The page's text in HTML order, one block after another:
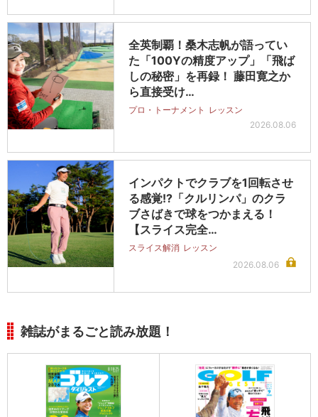
全英制覇！桑木志帆が語ってい
た「100Yの精度アップ」「飛ば
しの秘密」を再録！ 藤田寛之か
ら直接受け…
プロ・トーナメント レッスン
2026.08.06
インパクトでクラブを1回転させ
る感覚!?「クルリンパ」のクラ
ブさばきで球をつかまえる！
【スライス完全…
スライス解消 レッスン
2026.08.06
雑誌がまるごと読み放題！